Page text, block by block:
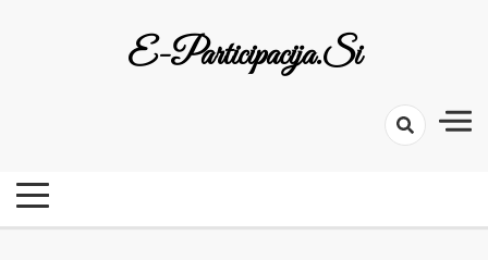
E-Participacija.si